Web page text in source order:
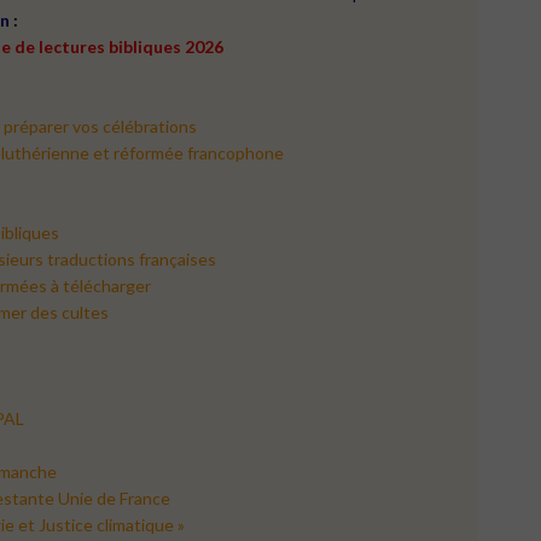
:
de lectures bibliques 2026
vos célébrations
et réformée francophone
traductions françaises
à télécharger
des cultes
Unie de France
et Justice climatique »